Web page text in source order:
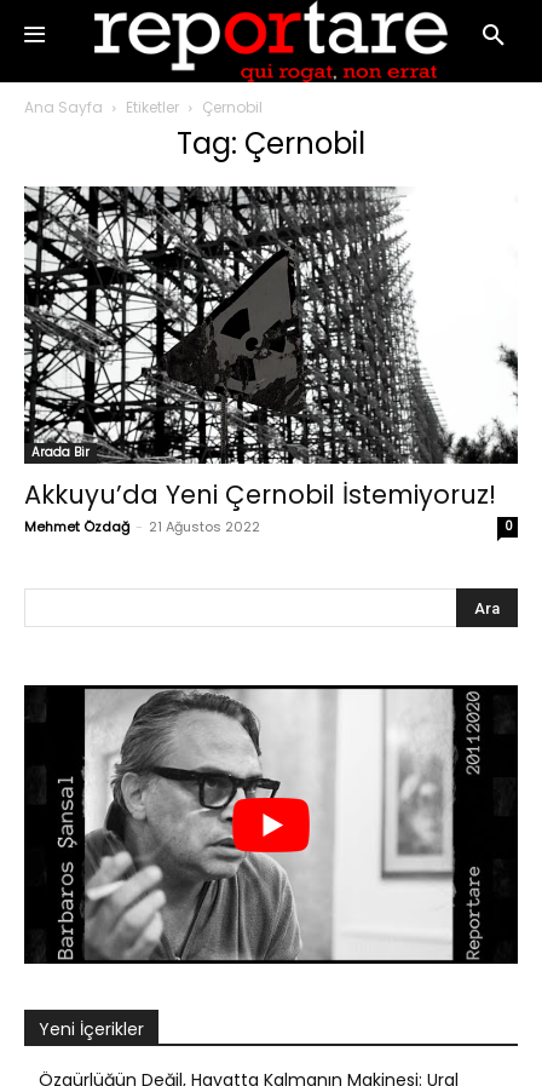
Ana Sayfa Etiketler Çernobil
Tag: Çernobil
Arada Bir
Akkuyu’da Yeni Çernobil İstemiyoruz!
Mehmet Özdağ - 21 Ağustos 2022 0
Yeni İçerikler
Özgürlüğün Değil, Hayatta Kalmanın Makinesi: Ural